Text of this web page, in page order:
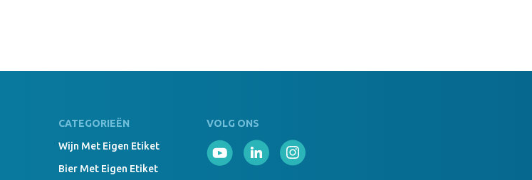
CATEGORIEËN
Wijn Met Eigen Etiket
Bier Met Eigen Etiket
VOLG ONS